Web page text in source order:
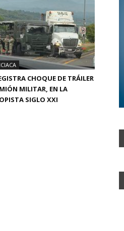
CHOQUE DE TRÁILER
MILITAR, EN LA
SIGLO XXI